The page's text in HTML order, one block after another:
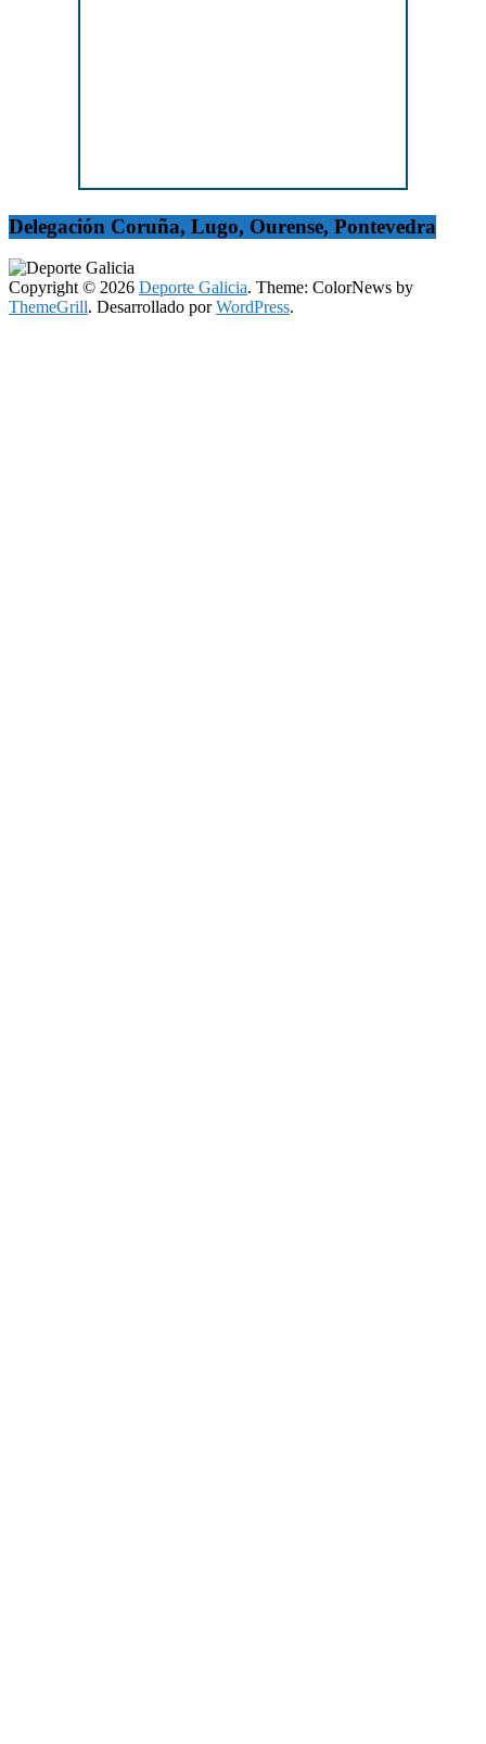
Delegación Coruña, Lugo, Ourense, Pontevedra
Copyright © 2026 Deporte Galicia. Theme: ColorNews by
ThemeGrill. Desarrollado porWordPress.